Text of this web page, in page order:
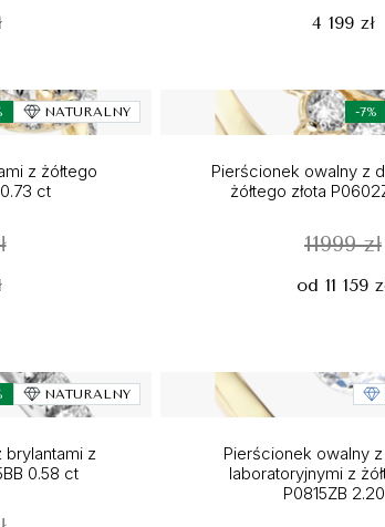
4 199 zł
NATURALNY
z żółtego
ct
-7%
Pierścionek owalny z
żółtego złota
11999 zł
od 11 159
NATURALNY
z
0.58 ct
Pierścionek owalny
laboratoryjnymi z
P0815ZB